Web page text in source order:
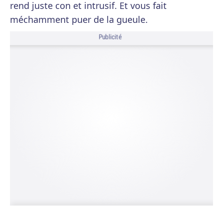
rend juste con et intrusif. Et vous fait
méchamment puer de la gueule.
Publicité